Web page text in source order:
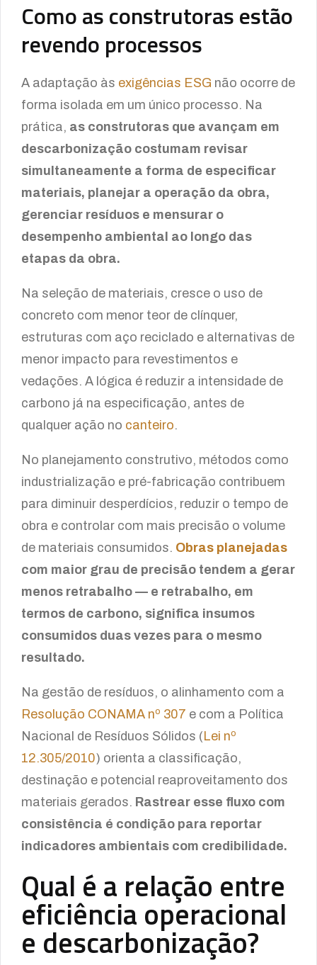
Como as construtoras estão
revendo processos
A adaptação às exigências ESG não ocorre de
forma isolada em um único processo. Na
prática, as construtoras que avançam em
descarbonização costumam revisar
simultaneamente a forma de especificar
materiais, planejar a operação da obra,
gerenciar resíduos e mensurar o
desempenho ambiental ao longo das
etapas da obra.
Na seleção de materiais, cresce o uso de
concreto com menor teor de clínquer,
estruturas com aço reciclado e alternativas de
menor impacto para revestimentos e
vedações. A lógica é reduzir a intensidade de
carbono já na especificação, antes de
qualquer ação no canteiro.
No planejamento construtivo, métodos como
industrialização e pré-fabricação contribuem
para diminuir desperdícios, reduzir o tempo de
obra e controlar com mais precisão o volume
de materiais consumidos. Obras planejadas
com maior grau de precisão tendem a gerar
menos retrabalho — e retrabalho, em
termos de carbono, significa insumos
consumidos duas vezes para o mesmo
resultado.
Na gestão de resíduos, o alinhamento com a
Resolução CONAMA nº 307 e com a Política
Nacional de Resíduos Sólidos ( Lei nº
12.305/2010) orienta a classificação,
destinação e potencial reaproveitamento dos
materiais gerados. Rastrear esse fluxo com
consistência é condição para reportar
indicadores ambientais com credibilidade.
Qual é a relação entre
eficiência operacional
e descarbonização?